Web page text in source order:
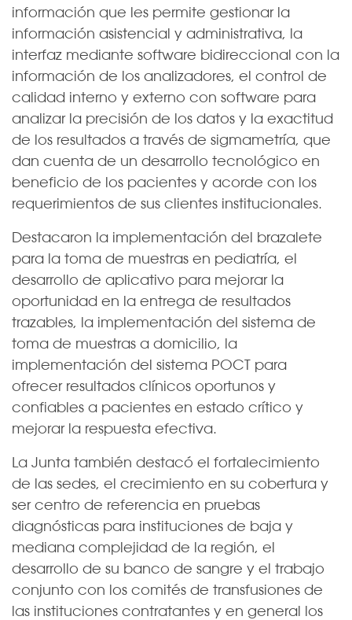
información que les permite gestionar la
información asistencial y administrativa, la
interfaz mediante software bidireccional con la
información de los analizadores, el control de
calidad interno y externo con software para
analizar la precisión de los datos y la exactitud
de los resultados a través de sigmametría, que
dan cuenta de un desarrollo tecnológico en
beneficio de los pacientes y acorde con los
requerimientos de sus clientes institucionales.
Destacaron la implementación del brazalete
para la toma de muestras en pediatría, el
desarrollo de aplicativo para mejorar la
oportunidad en la entrega de resultados
trazables, la implementación del sistema de
toma de muestras a domicilio, la
implementación del sistema POCT para
ofrecer resultados clínicos oportunos y
confiables a pacientes en estado crítico y
mejorar la respuesta efectiva.
La Junta también destacó el fortalecimiento
de las sedes, el crecimiento en su cobertura y
ser centro de referencia en pruebas
diagnósticas para instituciones de baja y
mediana complejidad de la región, el
desarrollo de su banco de sangre y el trabajo
conjunto con los comités de transfusiones de
las instituciones contratantes y en general los